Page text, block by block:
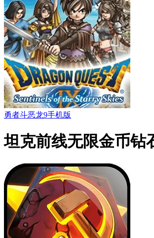
勇者斗恶龙9手机版
坦克前线无限金币钻